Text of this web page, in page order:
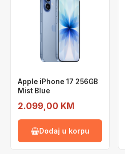
Apple iPhone 17 256GB
Mist Blue
2.099,00 KM
Dodaj u korpu